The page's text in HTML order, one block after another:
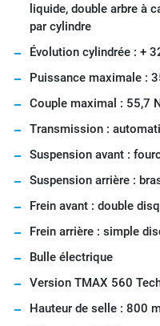
liquide, double arbre à
par cylindre
Évolution cylindrée : +
Puissance maximale :
Couple maximal : 55,7
Transmission :
Suspension avant :
Suspension arrière :
Frein avant : double
Frein arrière : simple
Bulle électrique
Version TMAX 560
Hauteur de selle : 800